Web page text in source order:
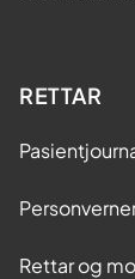
RETTAR
Rettar og